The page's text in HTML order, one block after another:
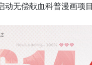
动无偿献血科普漫画项目